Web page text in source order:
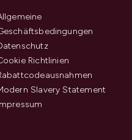
Richtlinien
Slavery Statement